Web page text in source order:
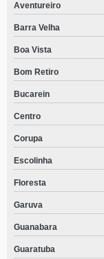
Aventureiro
Barra Velha
Boa Vista
Bom Retiro
Bucarein
Centro
Corupa
Escolinha
Floresta
Garuva
Guanabara
Guaratuba